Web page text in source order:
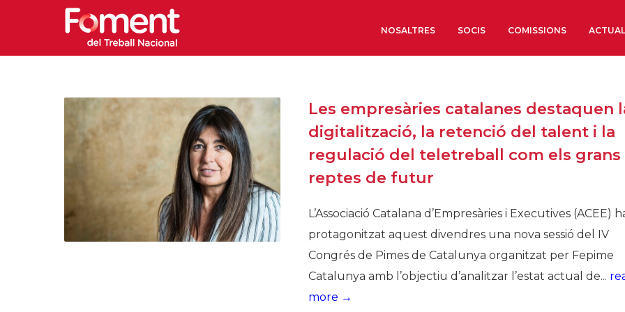
NOSALTRES
Òrgans de Govern
Òrgans Consultius
Estructura Executiva
Econòmics i Socials
Organitzacions
Organitzacions
SOCIS COMISSIONS
Les empresàries catalanes destaquen
digitalització, la retenció del talent i la
regulació del teletreball com els grans
reptes de futur
L’Associació Catalana d’Empresàries i Executives (ACEE)
protagonitzat aquest divendres una nova sessió del IV
Congrés de Pimes de Catalunya organitzat per Fepime
Catalunya amb l’objectiu d’analitzar l’estat actual de...
more →